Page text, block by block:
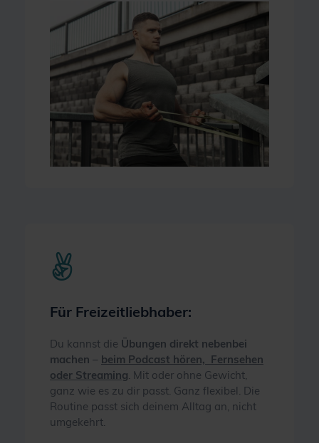
Für Freizeitliebhaber:
Du kannst die Übungen direkt nebenbei
machen – beim Podcast hören, Fernsehen
oder Streaming. Mit oder ohne Gewicht,
ganz wie es zu dir passt. Ganz flexibel. Die
Routine passt sich deinem Alltag an, nicht
umgekehrt.